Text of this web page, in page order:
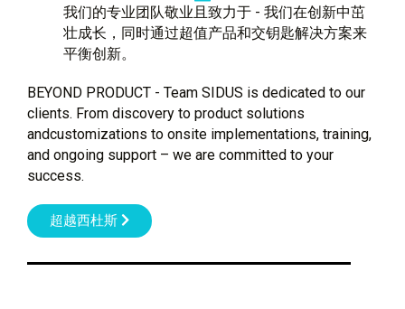
我们的专业团队敬业且致力于 - 我们在创新中茁
壮成长，同时通过超值产品和交钥匙解决方案来
平衡创新。
BEYOND PRODUCT - Team SIDUS is dedicated to our
clients. From discovery to product solutions
andcustomizations to onsite implementations, training,
and ongoing support – we are committed to your
success.
超越西杜斯